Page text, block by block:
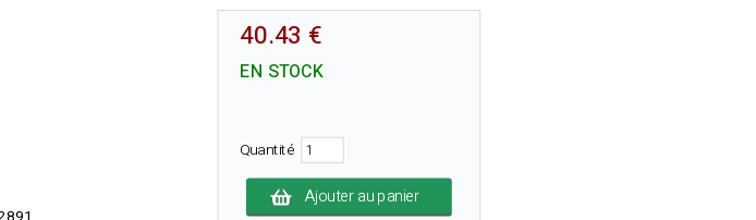
40.43 €
EN STOCK
Quantité
Ajouter au panier